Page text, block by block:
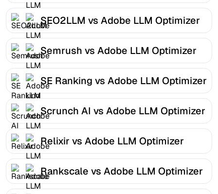
SEO2LLM vs Adobe LLM Optimizer
Semrush vs Adobe LLM Optimizer
SE Ranking vs Adobe LLM Optimizer
Scrunch AI vs Adobe LLM Optimizer
Relixir vs Adobe LLM Optimizer
Rankscale vs Adobe LLM Optimizer